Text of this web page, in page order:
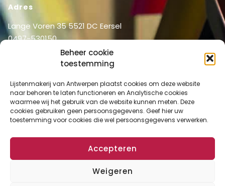
Beheer cookie
toestemming
Lijstenmakerij van Antwerpen plaatst cookies om deze website
naar behoren te laten functioneren en Analytische cookies
waarmee wij het gebruik van de website kunnen meten. Deze
cookies gebruiken geen persoonsgegevens. Geef hier uw
toestemming voor cookies die wel persoonsgegevens verwerken.
Accepteren
Weigeren
Adres
Lange Voren 35 5521 DC Eersel
0497-530150
info@lijstenmakerij vanantwerpen.nl
Home
Over ons
Diensten
Lijstenmakerij
Shop
Shop
Mijn account
Winkelmand
Checkout